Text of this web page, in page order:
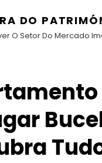
DO
O Setor Do Mercado